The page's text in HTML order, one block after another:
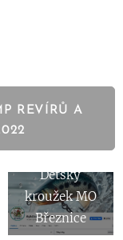
REVÍRŮ A
Dětský
kroužek MO
Březnice